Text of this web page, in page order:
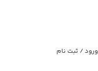
ورود / ثبت نام